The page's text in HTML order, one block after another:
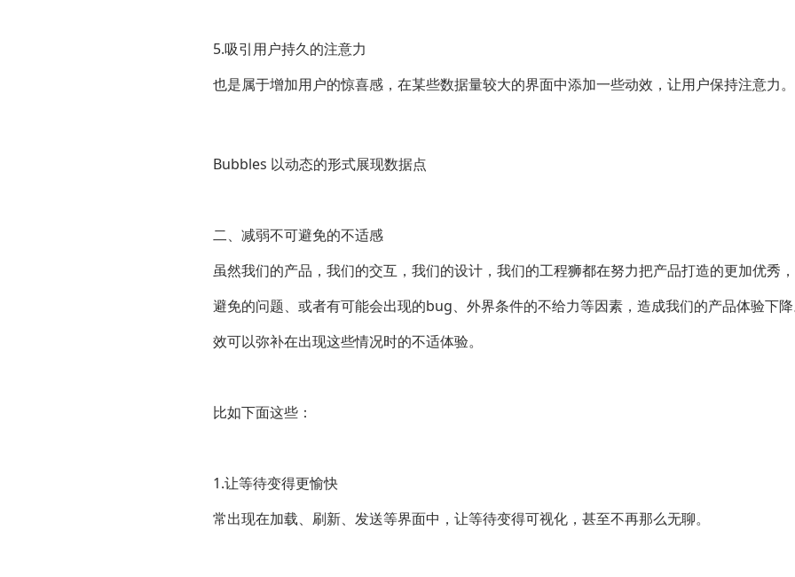
5.吸引用户持久的注意力
也是属于增加用户的惊喜感，在某些数据量较大的界面中添加一些动效，让用户保持注意力。
Bubbles 以动态的形式展现数据点
二、减弱不可避免的不适感
虽然我们的产品，我们的交互，我们的设计，我们的工程狮都在努力把产品打造的更加优秀
避免的问题、或者有可能会出现的bug、外界条件的不给力等因素，造成我们的产品体验下
效可以弥补在出现这些情况时的不适体验。
比如下面这些：
1.让等待变得更愉快
常出现在加载、刷新、发送等界面中，让等待变得可视化，甚至不再那么无聊。